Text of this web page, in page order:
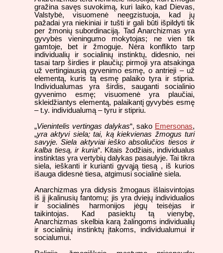
gražina savęs suvokimą, kuri laiko, kad Dievas,
Valstybė, visuomenė neegzistuoja, kad jų
pažadai yra niekiniai ir tušti ir gali būti išpildyti tik
per žmonių subordinaciją. Tad Anarchizmas yra
gyvybės vieningumo mokytojas; ne vien tik
gamtoje, bet ir žmoguje. Nėra konflikto tarp
individualių ir socialinių instinktų, didesnio, nei
tasai tarp širdies ir plaučių; pirmoji yra atsakinga
už vertingiausią gyvenimo esmę, o antrieji – už
elementą, kuris tą esmę palaiko tyra ir stipria.
Individualumas yra širdis, sauganti socialinio
gyvenimo esmę; visuomenė yra plaučiai,
skleidžiantys elementą, palaikantį gyvybės esmę
– t.y. individualumą – tyru ir stipriu.
„Vienintelis vertingas dalykas“, sako Emersonas,
„yra aktyvi siela; tai, ką kiekvienas žmogus turi
savyje. Siela aktyviai ieško absoliučios tiesos ir
kalba tiesą, ir kuria“. Kitais žodžiais, individualus
instinktas yra vertybių dalykas pasaulyje. Tai tikra
siela, ieškanti ir kurianti gyvąją tiesą , iš kurios
išauga didesnė tiesa, atgimusi socialinė siela.
Anarchizmas yra didysis žmogaus išlaisvintojas
iš jį įkalinusių fantomų; jis yra dviejų individualios
ir socialinės harmonijos jėgų teisėjas ir
taikintojas. Kad pasiektų tą vienybę,
Anarchizmas skelbia karą žalingoms individualių
ir socialinių instinktų įtakoms, individualumui ir
socialumui.